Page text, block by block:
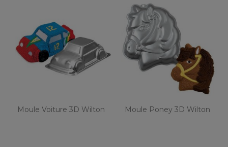
Moule Voiture 3D Wilton Moule Poney 3D Wilton